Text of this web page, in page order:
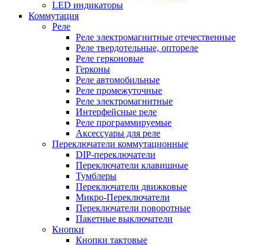
LED индикаторы
Коммутация
Реле
Реле электромагнитные отечественные
Реле твердотельные, оптореле
Реле герконовые
Герконы
Реле автомобильные
Реле промежуточные
Реле электромагнитные
Интерфейсные реле
Реле программируемые
Аксессуары для реле
Переключатели коммутационные
DIP-переключатели
Переключатели клавишные
Тумблеры
Переключатели движковые
Микро-Переключатели
Переключатели поворотные
Пакетные выключатели
Кнопки
Кнопки тактовые